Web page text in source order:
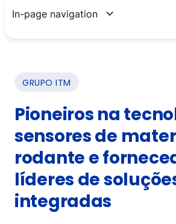
In-page navigation
GRUPO ITM
Pioneiros na
sensores de
rodante e
líderes de
integradas